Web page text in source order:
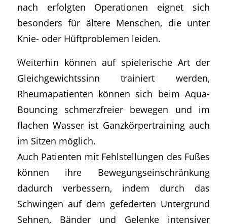
nach erfolgten Operationen eignet sich
besonders für ältere Menschen, die unter
Knie- oder Hüftproblemen leiden.
Weiterhin können auf spielerische Art der
Gleichgewichtssinn trainiert werden,
Rheumapatienten können sich beim Aqua-
Bouncing schmerzfreier bewegen und im
flachen Wasser ist Ganzkörpertraining auch
im Sitzen möglich.
Auch Patienten mit Fehlstellungen des Fußes
können ihre Bewegungseinschränkung
dadurch verbessern, indem durch das
Schwingen auf dem gefederten Untergrund
Sehnen, Bänder und Gelenke intensiver